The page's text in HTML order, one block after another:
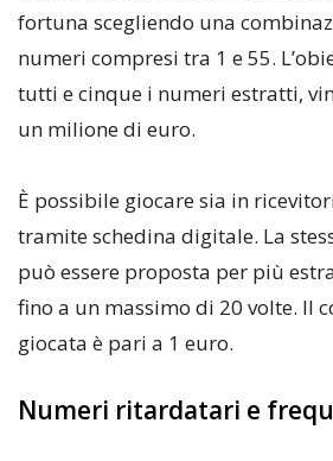
fortuna scegliendo una
numeri compresi tra 1 e 55.
tutti e cinque i numeri estratti,
un milione di euro.
È possibile giocare sia in
tramite schedina digitale. La
può essere proposta per più
fino a un massimo di 20 volte. Il
giocata è pari a 1 euro.
Numeri ritardatari e